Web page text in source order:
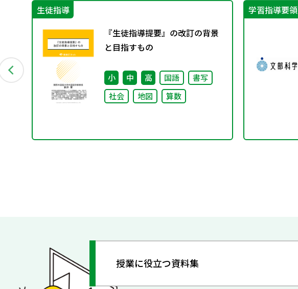
生徒指導
『生徒指導提要』の改訂の背景
と目指すもの
小 中 高 国語
書写
社会
地図 算数
学習指導要領
授業に役立つ資料集